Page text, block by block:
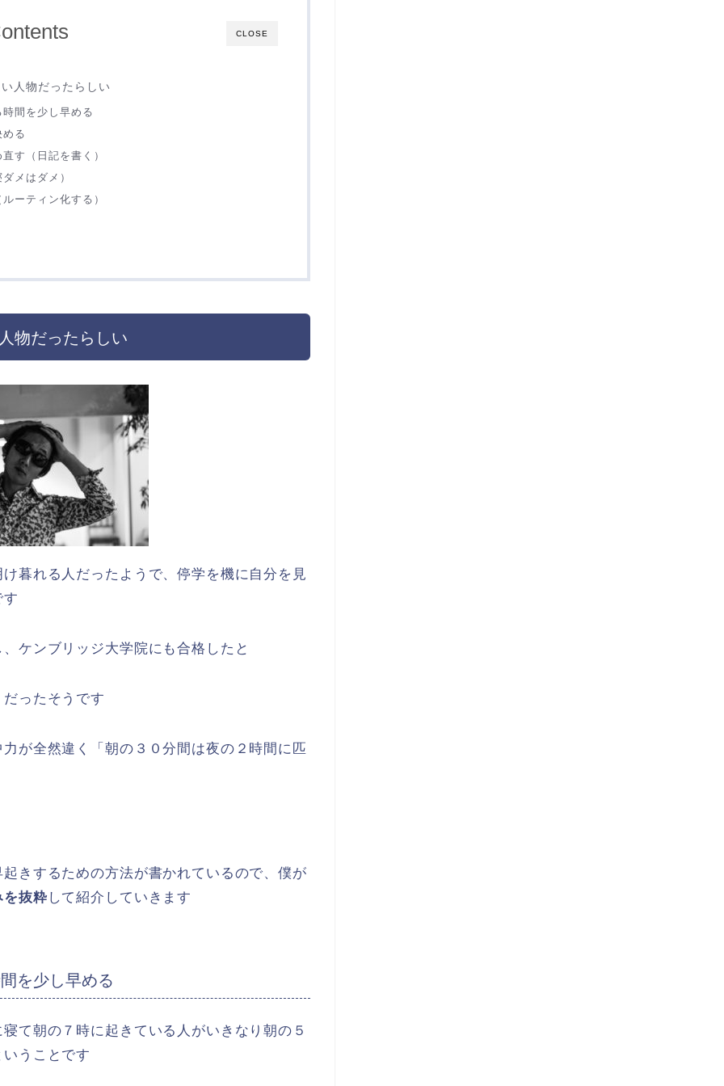
CLOSE
人物だったらしい
間を少し早める
る
す（日記を書く）
メはダメ）
ーティン化する）
物だったらしい
暮れる人だったようで、停学を機に自分を見
す
ケンブリッジ大学院にも合格したと
だったそうです
が全然違く「朝の３０分間は夜の２時間に匹
きするための方法が書かれているので、僕が
を抜粋 して紹介していきます
を少し早める
て朝の７時に起きている人がいきなり朝の５
うことです